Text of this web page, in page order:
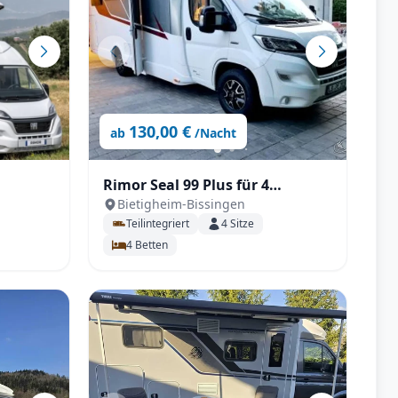
ab 130,00 € /Nacht
Rimor Seal 99 Plus für 4
Personen - Solar - Face to Face
Sitzgruppe
Bietigheim-Bissingen
Teilintegriert 4 Sitze
4 Betten